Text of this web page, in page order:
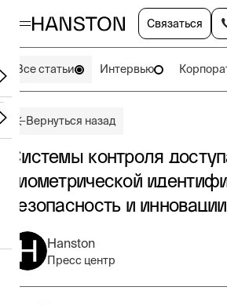
Связаться
Все статьи Интервью
Вернуться назад
Системы контроля
биометрической
безопасность и инновации
Hanston
Пресс центр